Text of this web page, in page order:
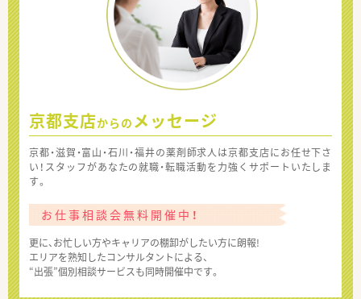
京都支店からの メッセージ
京都・滋賀・富山・石川・福井の薬剤師求人は京都支店にお任せ下さ
い！スタッフがあなたの就職・転職活動を力強くサポートいたしま
す。
お仕事相談会無料開催中！
更に、お忙しい方やキャリアの棚卸がしたい方に朗報!
エリアを熟知したコンサルタントによる、
“出張”個別相談サービスも同時開催中です。